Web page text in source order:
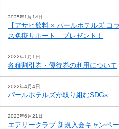
2025年1月14日
【アサヒ飲料 × パールホテルズ コ
ス免疫サポート プレゼント！
2022年1月1日
各種割引券・優待券の利用について
2022年4月4日
パールホテルズが取り組むSDGs
2023年6月21日
エアリークラブ 新規入会キャンペ